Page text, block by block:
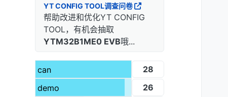
YT CONFIG TOOL调查问卷
帮助改进和优化YT CONFIG
TOOL，有机会抽取
YTM32B1ME0 EVB哦...
can
28
demo
26